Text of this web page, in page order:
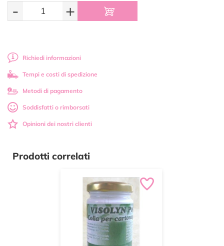
- +
Richiedi informazioni
Tempi e costi di spedizione
Metodi di pagamento
Soddisfatti o rimborsati
Opinioni dei nostri clienti
Prodotti correlati